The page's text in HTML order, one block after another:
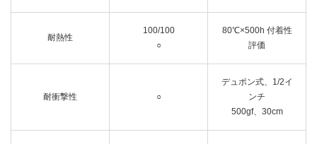
耐熱性
100/100
○
80℃×500h 付着性
評価
耐衝撃性 ○
デュポン式、1/2イ
ンチ
500gf、30cm